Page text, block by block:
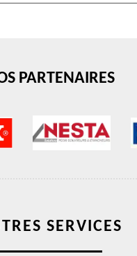
PARTENAIRES
SERVICES